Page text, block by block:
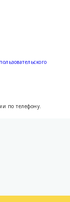
пользовательского
по телефону.